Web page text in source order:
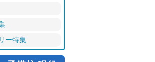
ー特集